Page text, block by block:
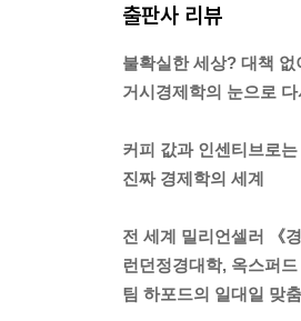
그 경제의 기초 재원에
_ 불황이라고요? 돈을
말했습니다. 자, 그렇다
4강에서 그 답을 찾아
? 그렇다면 경제가 유
어쨌든 유동성 함정에
출판사 리뷰
불확실한 세상? 대책
거시경제학의 눈으로
커피 값과 인센티브로
진짜 경제학의 세계
전 세계 밀리언셀러 《
런던정경대학, 옥스퍼
팀 하포드의 일대일 맞